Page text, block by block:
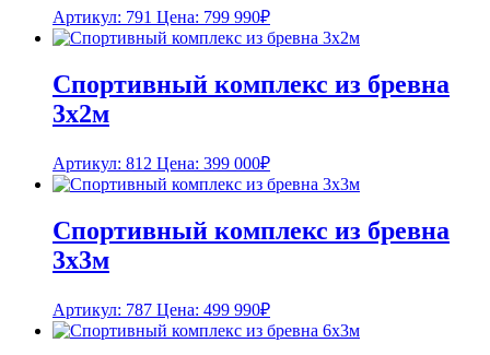
Артикул: 791 Цена: 799 990₽
Спортивный комплекс из бревна
3х2м
Артикул: 812 Цена: 399 000₽
Спортивный комплекс из бревна
3х3м
Артикул: 787 Цена: 499 990₽